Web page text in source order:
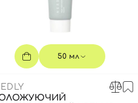
50 мл